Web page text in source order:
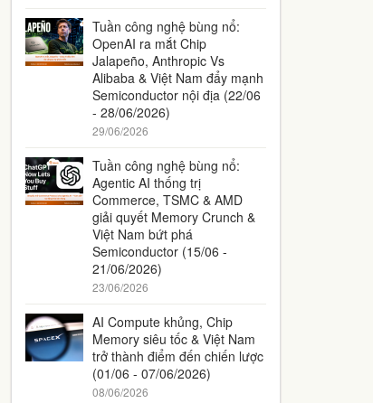
Tuần công nghệ bùng nổ:
OpenAI ra mắt Chip
Jalapeño, Anthropic Vs
Alibaba & Việt Nam đẩy mạnh
Semiconductor nội địa (22/06
- 28/06/2026)
29/06/2026
Tuần công nghệ bùng nổ:
Agentic AI thống trị
Commerce, TSMC & AMD
giải quyết Memory Crunch &
Việt Nam bứt phá
Semiconductor (15/06 -
21/06/2026)
23/06/2026
AI Compute khủng, Chip
Memory siêu tốc & Việt Nam
trở thành điểm đến chiến lược
(01/06 - 07/06/2026)
08/06/2026